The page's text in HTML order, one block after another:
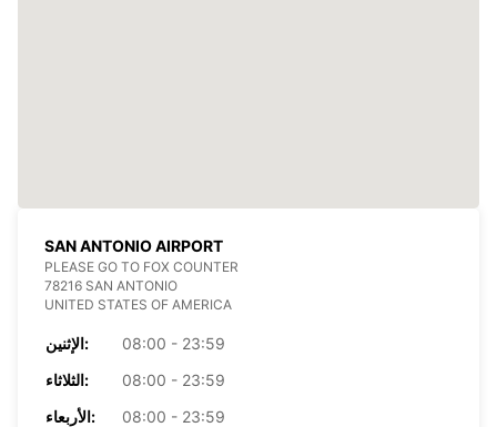
SAN ANTONIO AIRPORT
PLEASE GO TO FOX COUNTER
78216 SAN ANTONIO
UNITED STATES OF AMERICA
الإثنين:
08:00 - 23:59
الثلاثاء:
08:00 - 23:59
الأربعاء:
08:00 - 23:59